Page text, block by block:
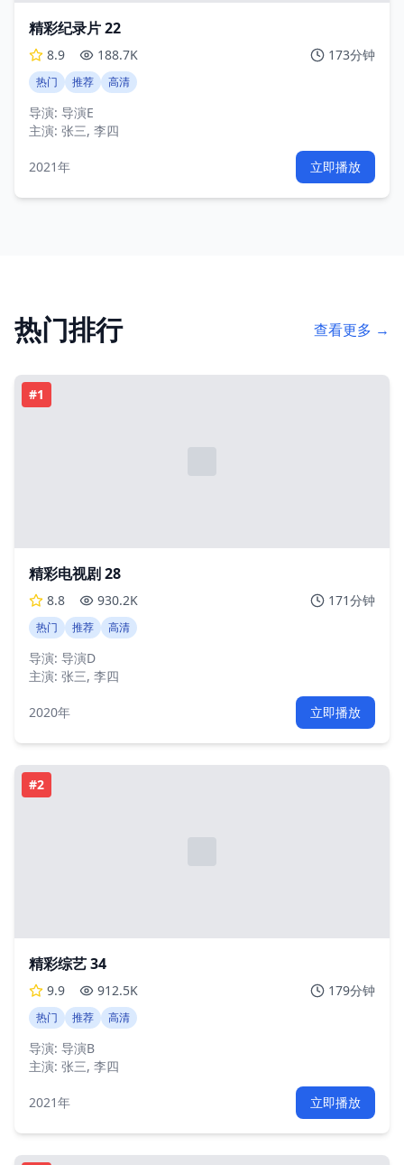
精彩纪录片 22
8.9 188.7K 173分钟
热门 推荐 高清
导演: 导演E
主演: 张三, 李四
2021年 立即播放
热门排行 查看更多 →
#1
精彩电视剧 28
8.8 930.2K 171分钟
热门 推荐 高清
导演: 导演D
主演: 张三, 李四
2020年 立即播放
#2
精彩综艺 34
9.9 912.5K 179分钟
热门 推荐 高清
导演: 导演B
主演: 张三, 李四
2021年 立即播放